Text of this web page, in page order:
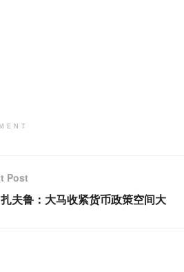
Post
扎夫鲁：大马收紧货币政策空间大